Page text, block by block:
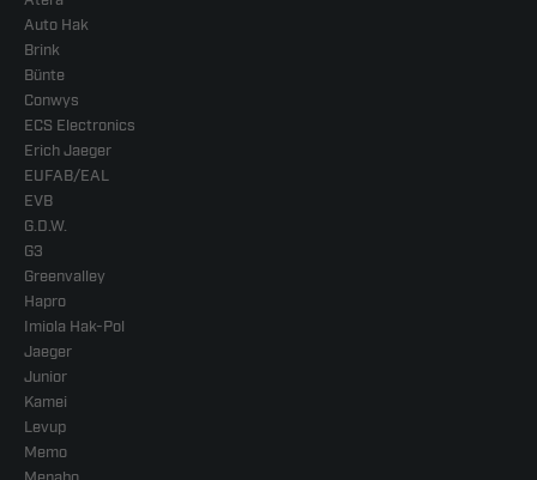
Auto Hak
Brink
Bünte
Conwys
ECS Electronics
Erich Jaeger
EUFAB/EAL
EVB
G.D.W.
G3
Greenvalley
Hapro
Imiola Hak-Pol
Jaeger
Junior
Kamei
Levup
Memo